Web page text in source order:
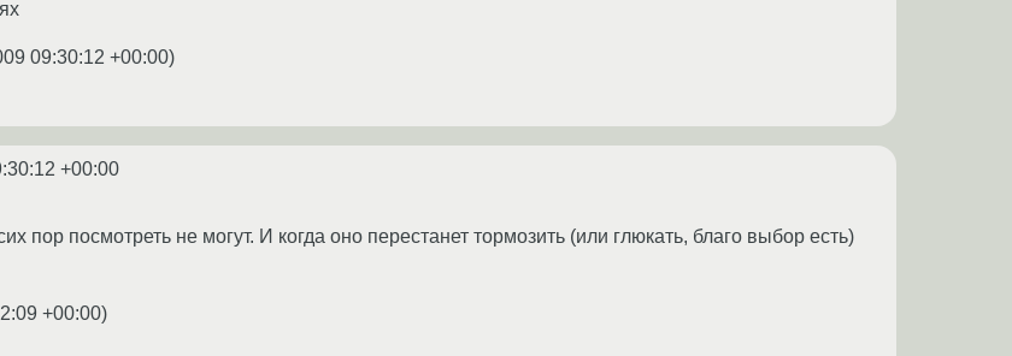
09:30:12 +00:00)
+00:00
пор посмотреть не могут. И когда оно перестанет тормозить (или глюкать, благо выбор есть)
+00:00)